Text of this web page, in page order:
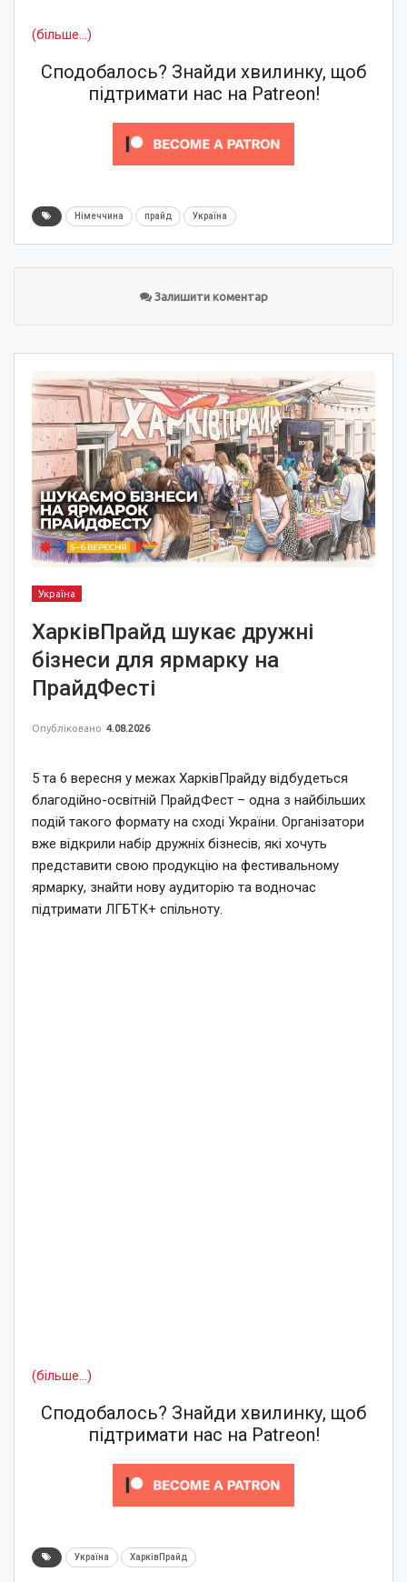
(більше…)
Сподобалось? Знайди хвилинку, щоб
підтримати нас на Patreon!
Німеччина прайд Україна
Залишити коментар
Україна
ХарківПрайд шукає дружні
бізнеси для ярмарку на
ПрайдФесті
Опубліковано 4.08.2026
5 та 6 вересня у межах ХарківПрайду відбудеться
благодійно-освітній ПрайдФест – одна з найбільших
подій такого формату на сході України. Організатори
вже відкрили набір дружніх бізнесів, які хочуть
представити свою продукцію на фестивальному
ярмарку, знайти нову аудиторію та водночас
підтримати ЛГБТК+ спільноту.
(більше…)
Сподобалось? Знайди хвилинку, щоб
підтримати нас на Patreon!
Україна ХарківПрайд